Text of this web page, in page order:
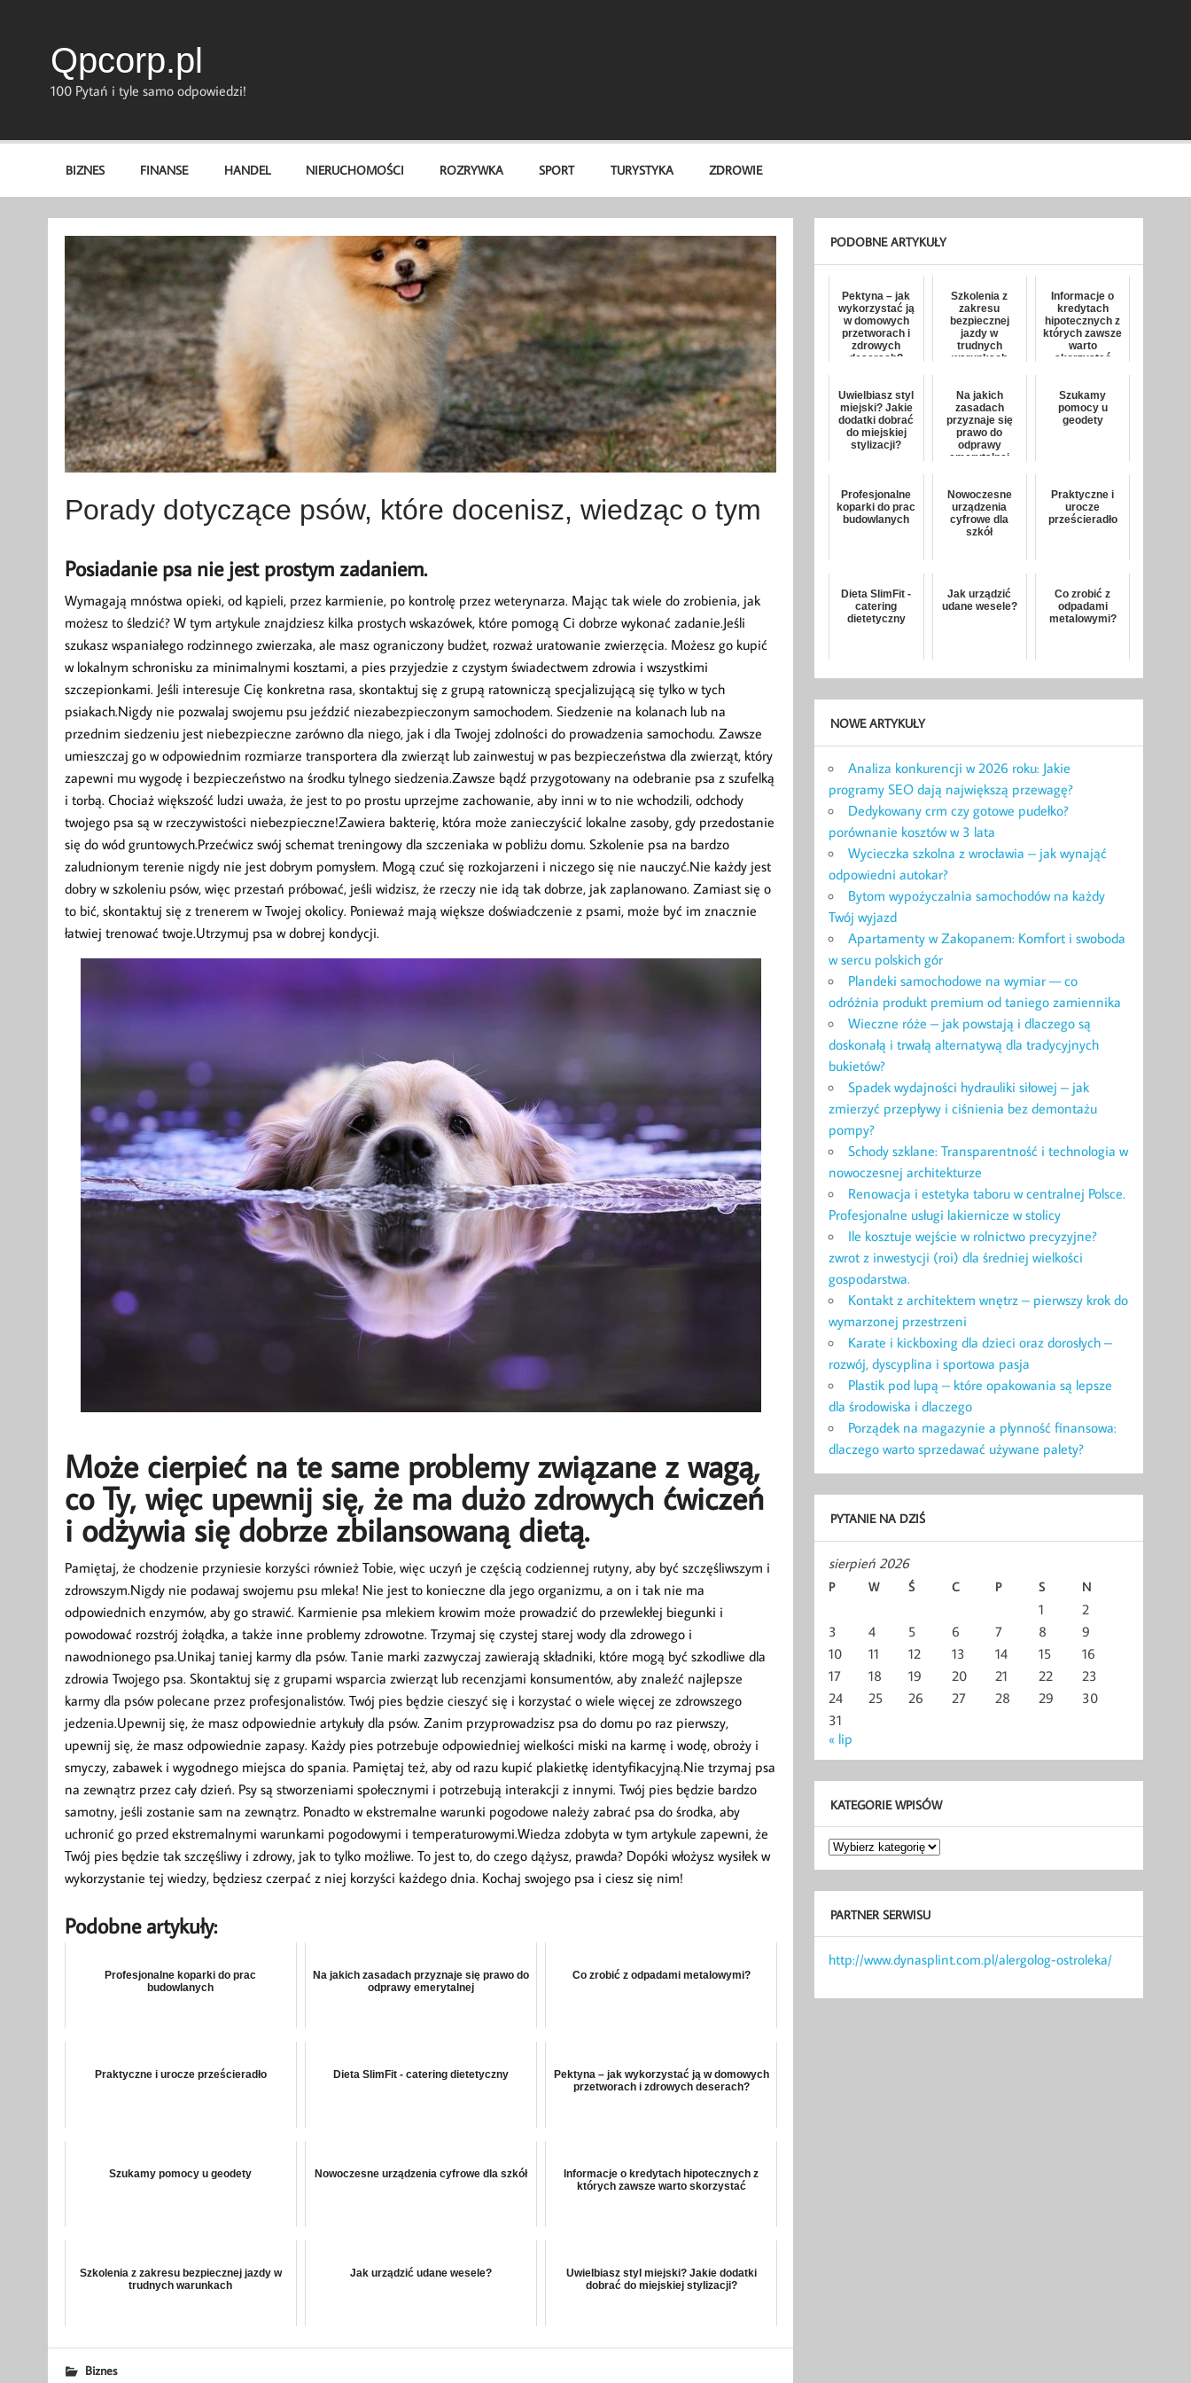
Qpcorp.pl
100 Pytań i tyle samo odpowiedzi!
BIZNES FINANSE HANDEL NIERUCHOMOŚCI ROZRYWKA SPORT TURYSTYKA ZDROWIE
Porady dotyczące psów, które docenisz, wiedząc o tym
Posiadanie psa nie jest prostym zadaniem.
Wymagają mnóstwa opieki, od kąpieli, przez karmienie, po kontrolę przez weterynarza. Mając tak wiele do zrobienia, jak
możesz to śledzić? W tym artykule znajdziesz kilka prostych wskazówek, które pomogą Ci dobrze wykonać zadanie.Jeśli
szukasz wspaniałego rodzinnego zwierzaka, ale masz ograniczony budżet, rozważ uratowanie zwierzęcia. Możesz go kupić
w lokalnym schronisku za minimalnymi kosztami, a pies przyjedzie z czystym świadectwem zdrowia i wszystkimi
szczepionkami. Jeśli interesuje Cię konkretna rasa, skontaktuj się z grupą ratowniczą specjalizującą się tylko w tych
psiakach.Nigdy nie pozwalaj swojemu psu jeździć niezabezpieczonym samochodem. Siedzenie na kolanach lub na
przednim siedzeniu jest niebezpieczne zarówno dla niego, jak i dla Twojej zdolności do prowadzenia samochodu. Zawsze
umieszczaj go w odpowiednim rozmiarze transportera dla zwierząt lub zainwestuj w pas bezpieczeństwa dla zwierząt, który
zapewni mu wygodę i bezpieczeństwo na środku tylnego siedzenia.Zawsze bądź przygotowany na odebranie psa z szufelką
i torbą. Chociaż większość ludzi uważa, że ​​jest to po prostu uprzejme zachowanie, aby inni w to nie wchodzili, odchody
twojego psa są w rzeczywistości niebezpieczne!Zawiera bakterię, która może zanieczyścić lokalne zasoby, gdy przedostanie
się do wód gruntowych.Przećwicz swój schemat treningowy dla szczeniaka w pobliżu domu. Szkolenie psa na bardzo
zaludnionym terenie nigdy nie jest dobrym pomysłem. Mogą czuć się rozkojarzeni i niczego się nie nauczyć.Nie każdy jest
dobry w szkoleniu psów, więc przestań próbować, jeśli widzisz, że rzeczy nie idą tak dobrze, jak zaplanowano. Zamiast się o
to bić, skontaktuj się z trenerem w Twojej okolicy. Ponieważ mają większe doświadczenie z psami, może być im znacznie
łatwiej trenować twoje.Utrzymuj psa w dobrej kondycji.
Może cierpieć na te same problemy związane z wagą,
co Ty, więc upewnij się, że ma dużo zdrowych ćwiczeń
i odżywia się dobrze zbilansowaną dietą.
Pamiętaj, że chodzenie przyniesie korzyści również Tobie, więc uczyń je częścią codziennej rutyny, aby być szczęśliwszym i
zdrowszym.Nigdy nie podawaj swojemu psu mleka! Nie jest to konieczne dla jego organizmu, a on i tak nie ma
odpowiednich enzymów, aby go strawić. Karmienie psa mlekiem krowim może prowadzić do przewlekłej biegunki i
powodować rozstrój żołądka, a także inne problemy zdrowotne. Trzymaj się czystej starej wody dla zdrowego i
nawodnionego psa.Unikaj taniej karmy dla psów. Tanie marki zazwyczaj zawierają składniki, które mogą być szkodliwe dla
zdrowia Twojego psa. Skontaktuj się z grupami wsparcia zwierząt lub recenzjami konsumentów, aby znaleźć najlepsze
karmy dla psów polecane przez profesjonalistów. Twój pies będzie cieszyć się i korzystać o wiele więcej ze zdrowszego
jedzenia.Upewnij się, że masz odpowiednie artykuły dla psów. Zanim przyprowadzisz psa do domu po raz pierwszy,
upewnij się, że masz odpowiednie zapasy. Każdy pies potrzebuje odpowiedniej wielkości miski na karmę i wodę, obroży i
smyczy, zabawek i wygodnego miejsca do spania. Pamiętaj też, aby od razu kupić plakietkę identyfikacyjną.Nie trzymaj psa
na zewnątrz przez cały dzień. Psy są stworzeniami społecznymi i potrzebują interakcji z innymi. Twój pies będzie bardzo
samotny, jeśli zostanie sam na zewnątrz. Ponadto w ekstremalne warunki pogodowe należy zabrać psa do środka, aby
uchronić go przed ekstremalnymi warunkami pogodowymi i temperaturowymi.Wiedza zdobyta w tym artykule zapewni, że
Twój pies będzie tak szczęśliwy i zdrowy, jak to tylko możliwe. To jest to, do czego dążysz, prawda? Dopóki włożysz wysiłek w
wykorzystanie tej wiedzy, będziesz czerpać z niej korzyści każdego dnia. Kochaj swojego psa i ciesz się nim!
Podobne artykuły:
Profesjonalne koparki do prac
budowlanych
Na jakich zasadach przyznaje się prawo do
odprawy emerytalnej
Co zrobić z odpadami metalowymi?
Praktyczne i urocze prześcieradło Dieta SlimFit - catering dietetyczny
Pektyna – jak wykorzystać ją w domowych
przetworach i zdrowych deserach?
Szukamy pomocy u geodety Nowoczesne urządzenia cyfrowe dla szkół
Informacje o kredytach hipotecznych z
których zawsze warto skorzystać
Szkolenia z zakresu bezpiecznej jazdy w
trudnych warunkach
Jak urządzić udane wesele?
Uwielbiasz styl miejski? Jakie dodatki
dobrać do miejskiej stylizacji?
Biznes
PODOBNE ARTYKUŁY
Pektyna – jak
wykorzystać ją
w domowych
przetworach i
zdrowych
deserach?
Szkolenia z
zakresu
bezpiecznej
jazdy w
trudnych
warunkach
Informacje o
kredytach
hipotecznych z
których zawsze
warto
skorzystać
Uwielbiasz styl
miejski? Jakie
dodatki dobrać
do miejskiej
stylizacji?
Na jakich
zasadach
przyznaje się
prawo do
odprawy
emerytalnej
Szukamy
pomocy u
geodety
Profesjonalne
koparki do prac
budowlanych
Nowoczesne
urządzenia
cyfrowe dla
szkół
Praktyczne i
urocze
prześcieradło
Dieta SlimFit -
catering
dietetyczny
Jak urządzić
udane wesele?
Co zrobić z
odpadami
metalowymi?
NOWE ARTYKUŁY
Analiza konkurencji w 2026 roku: Jakie
programy SEO dają największą przewagę?
Dedykowany crm czy gotowe pudełko?
porównanie kosztów w 3 lata
Wycieczka szkolna z wrocławia – jak wynająć
odpowiedni autokar?
Bytom wypożyczalnia samochodów na każdy
Twój wyjazd
Apartamenty w Zakopanem: Komfort i swoboda
w sercu polskich gór
Plandeki samochodowe na wymiar — co
odróżnia produkt premium od taniego zamiennika
Wieczne róże – jak powstają i dlaczego są
doskonałą i trwałą alternatywą dla tradycyjnych
bukietów?
Spadek wydajności hydrauliki siłowej – jak
zmierzyć przepływy i ciśnienia bez demontażu
pompy?
Schody szklane: Transparentność i technologia w
nowoczesnej architekturze
Renowacja i estetyka taboru w centralnej Polsce.
Profesjonalne usługi lakiernicze w stolicy
Ile kosztuje wejście w rolnictwo precyzyjne?
zwrot z inwestycji (roi) dla średniej wielkości
gospodarstwa.
Kontakt z architektem wnętrz – pierwszy krok do
wymarzonej przestrzeni
Karate i kickboxing dla dzieci oraz dorosłych –
rozwój, dyscyplina i sportowa pasja
Plastik pod lupą – które opakowania są lepsze
dla środowiska i dlaczego
Porządek na magazynie a płynność finansowa:
dlaczego warto sprzedawać używane palety?
PYTANIE NA DZIŚ
sierpień 2026
P W Ś C P S N
1
2
3
4 5 6 7 8
9
10
11 12 13 14 15
16
17
18 19 20 21 22
23
24
25 26 27 28 29
30
31
« lip
KATEGORIE WPISÓW
Kategorie
wpisów
PARTNER SERWISU
http://www.dynasplint.com.pl/alergolog-ostroleka/